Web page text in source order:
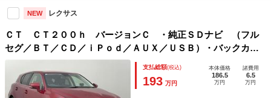
NEW レクサス
ＣＴ ＣＴ２００ｈ バージョンＣ ・純正ＳＤナビ （フル
セグ／ＢＴ／ＣＤ／ｉＰｏｄ／ＡＵＸ／ＵＳＢ）・バックカメ
ラ・純正ビルトインＥＴＣ・レーダー探知機一体型社外前方ド
ライブレコーダー （ＣＢ－Ｒ０１）・クルーズコントロール
支払総額(税込)
193 万円
本体価格
186.5
万円
諸費用
6.5
万円